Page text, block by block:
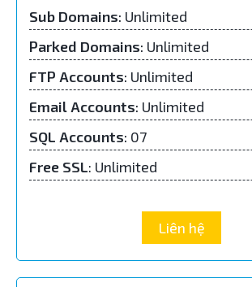
Sub Domains: Unlimited
Parked Domains: Unlimited
FTP Accounts: Unlimited
Email Accounts: Unlimited
SQL Accounts: 07
Free SSL: Unlimited
Liên hệ